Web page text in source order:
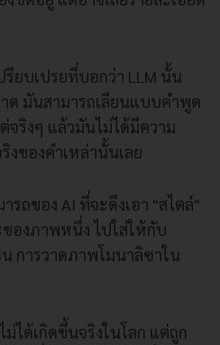
รียบเปรยที่บอกว่า LLM นั้น
ด มันสามารถเลียนแบบคำพูด
ริงๆ แล้วมันไม่ได้มีความ
งของคำเหล่านั้นเลย
รถของ AI ที่จะดึงเอา "สไตล์"
องภาพหนึ่ง ไปใส่ให้กับ
การวาดภาพโมนาลิซาใน
ได้เกิดขึ้นจริงในโลก แต่ถูก